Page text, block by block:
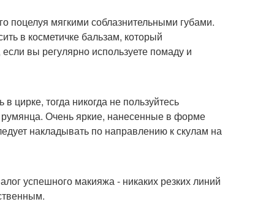
поцелуя мягкими соблазнительными губами.
в косметичке бальзам, который
вы регулярно используете помаду и
цирке, тогда никогда не пользуйтесь
Очень яркие, нанесенные в форме
накладывать по направлению к скулам на
успешного макияжа - никаких резких линий